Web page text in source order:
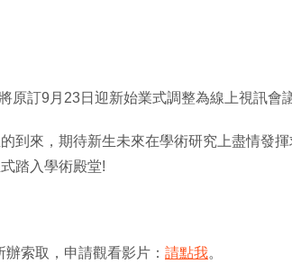
訂9月23日迎新始業式調整為線上視訊會
到來，期待新生未來在學術研究上盡情發
踏入學術殿堂!
索取，申請觀看影片： 請點我。